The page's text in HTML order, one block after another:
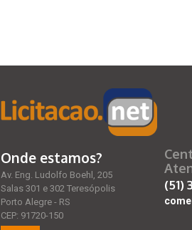
Onde estamos?
Av. Eng. Ludolfo Boehl, 205
Salas 301 e 302 Teresópolis
Porto Alegre - RS
CEP: 91720-150
(51)